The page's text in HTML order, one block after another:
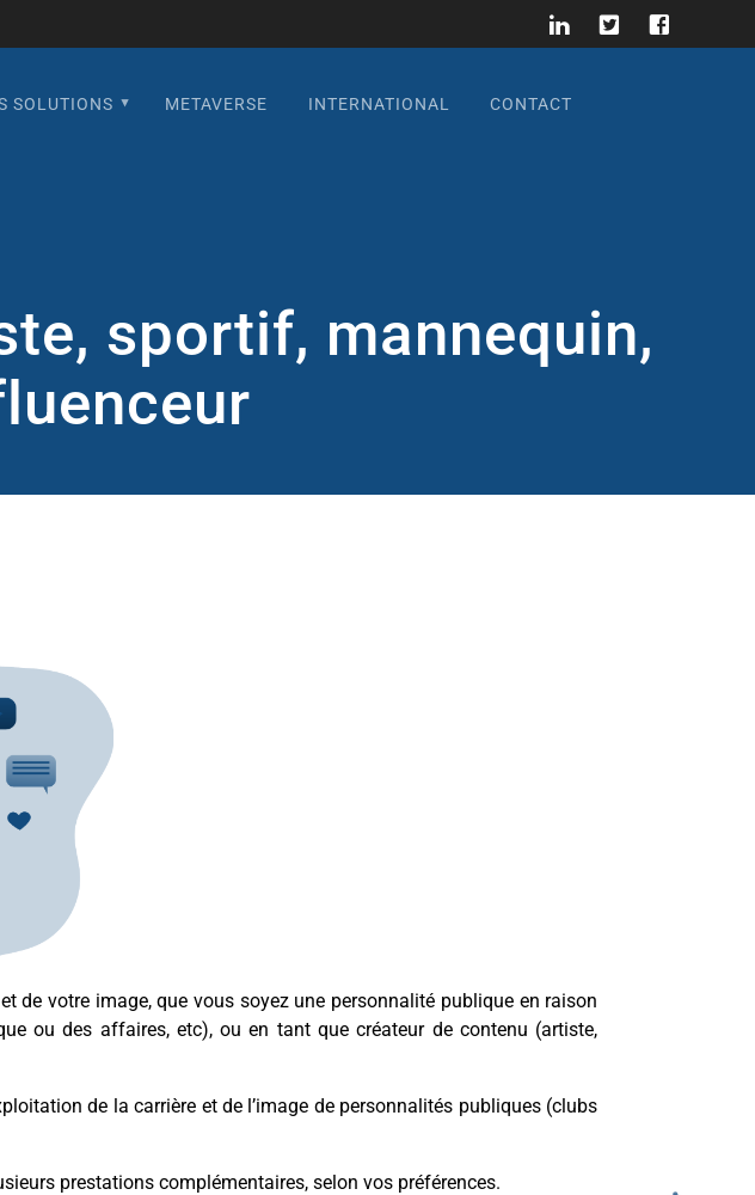
SOLUTIONS METAVERSE INTERNATIONAL CONTACT
sportif, mannequin,
de votre image, que vous soyez une personnalité publique en raison
ou des affaires, etc), ou en tant que créateur de contenu (artiste,
de la carrière et de l’image de personnalités publiques (clubs
prestations complémentaires, selon vos préférences.